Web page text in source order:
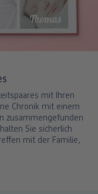
mit Ihren
Chronik mit einem
zusammengefunden
Sie sicherlich
mit der Familie,